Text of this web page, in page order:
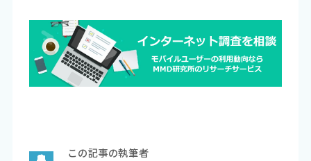
この記事の執筆者